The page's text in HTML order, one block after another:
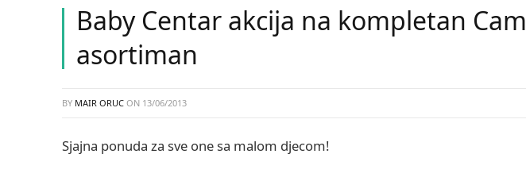
Baby Centar akcija na kompletan Cam
asortiman
BY MAIR ORUC ON 13/06/2013
Sjajna ponuda za sve one sa malom djecom!